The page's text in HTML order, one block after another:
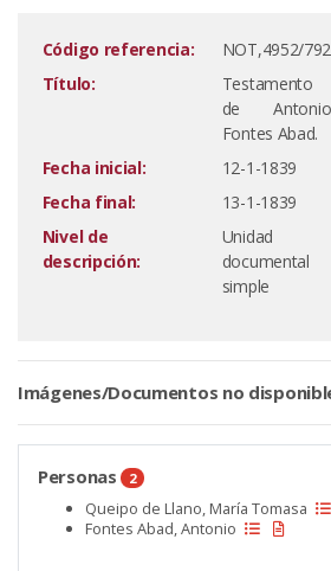
Código referencia:
NOT,4952/792
Título:
Testamento
de Antonio
Fontes Abad.
Fecha inicial:
12-1-1839
Fecha final:
13-1-1839
Nivel de
descripción:
Unidad
documental
simple
Imágenes/Documentos no
Personas 2
Queipo de Llano, María Tomasa
Fontes Abad, Antonio